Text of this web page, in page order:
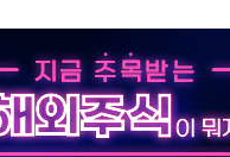
확대
원전 현장점검
발의
…신생아 특례 대출까지 줄여"